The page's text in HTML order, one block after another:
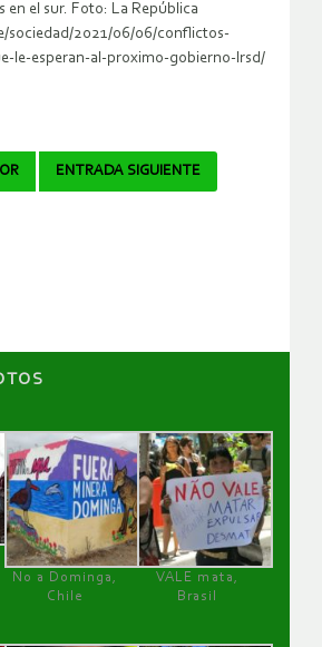
en el sur. Foto: La República
sociedad/2021/06/06/conflictos-
le-esperan-al-proximo-gobierno-lrsd/
ENTRADA SIGUIENTE
No a Dominga,
Chile
VALE mata,
Brasil